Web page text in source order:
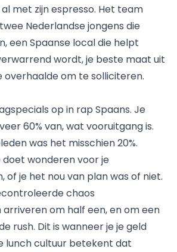
met zijn espresso. Het team
Nederlandse jongens die
een Spaanse local die helpt
wordt, je beste maat uit
overhaalde om te solliciteren.
op in rap Spaans. Je
60% van, wat vooruitgang is.
was het misschien 20%.
doet wonderen voor je
of je het nou van plan was of niet.
chaos
om half een, en om een
rush. Dit is wanneer je je geld
lunch cultuur betekent dat